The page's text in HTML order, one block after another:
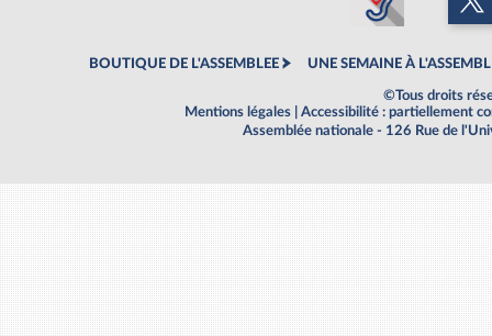
BOUTIQUE DE L'ASSEMBLEE UNE SEMAINE À
©Tous droits
Mentions légales
Accessibilité : partiellement
Assemblée nationale - 126 Rue de